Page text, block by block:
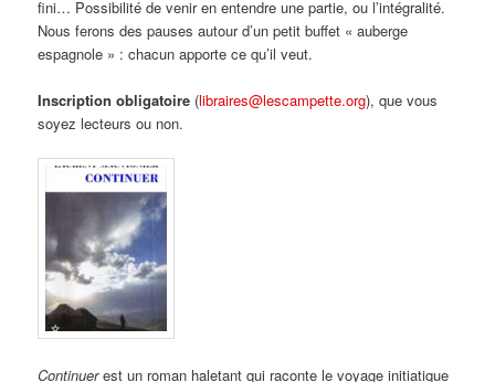
fini… Possibilité de venir en entendre une partie, ou l’intégralité.
Nous ferons des pauses autour d’un petit buffet « auberge
espagnole » : chacun apporte ce qu’il veut.
Inscription obligatoire (libraires@lescampette.org), que vous
soyez lecteurs ou non.
Continuerest un roman haletant qui raconte le voyage initiatique